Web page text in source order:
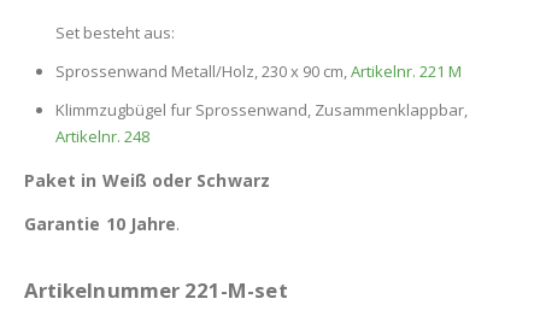
Set besteht aus:
Sprossenwand Metall/Holz, 230 x 90 cm,Artikelnr. 221 M
Klimmzugbügel fur Sprossenwand, Zusammenklappbar,
Artikelnr. 248
Paket in Weiß oder Schwarz
Garantie 10 Jahre.
Artikelnummer 221-M-set